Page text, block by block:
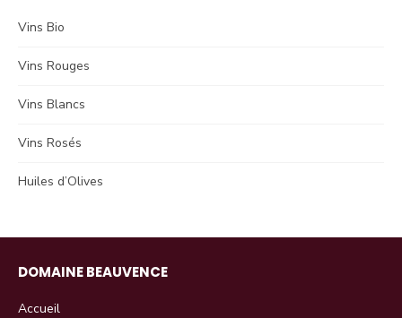
Vins Bio
Vins Rouges
Vins Blancs
Vins Rosés
Huiles d’Olives
DOMAINE BEAUVENCE
Accueil